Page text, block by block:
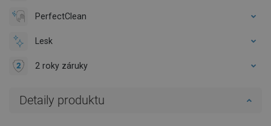
PerfectClean
Lesk
2 roky záruky
Detaily produktu